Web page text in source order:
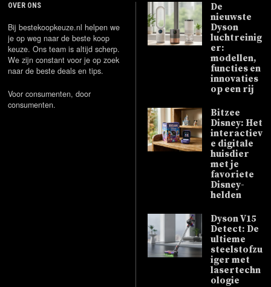
OVER ONS
Bij bestekoopkeuze.nl helpen we
je op weg naar de beste koop
keuze. Ons team is altijd scherp.
We zijn constant voor je op zoek
naar de beste deals en tips.
Voor consumenten, door
consumenten.
De
nieuwste
Dyson
luchtreinig
er:
modellen,
functies en
innovaties
op een rij
Bitzee
Disney: Het
interactiev
e digitale
huisdier
met je
favoriete
Disney-
helden
Dyson V15
Detect: De
ultieme
steelstofzu
iger met
lasertechn
ologie